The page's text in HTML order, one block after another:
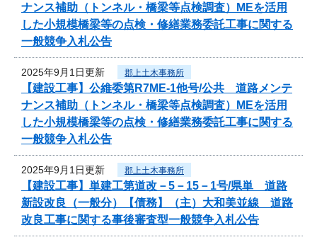
ナンス補助（トンネル・橋梁等点検調査）MEを活用
した小規模橋梁等の点検・修繕業務委託工事に関する
一般競争入札公告
2025年9月1日更新 郡上土木事務所
【建設工事】公維委第R7ME-1他号/公共 道路メンテ
ナンス補助（トンネル・橋梁等点検調査）MEを活用
した小規模橋梁等の点検・修繕業務委託工事に関する
一般競争入札公告
2025年9月1日更新 郡上土木事務所
【建設工事】単建工第道改－5－15－1号/県単 道路
新設改良（一般分）【債務】（主）大和美並線 道路
改良工事に関する事後審査型一般競争入札公告